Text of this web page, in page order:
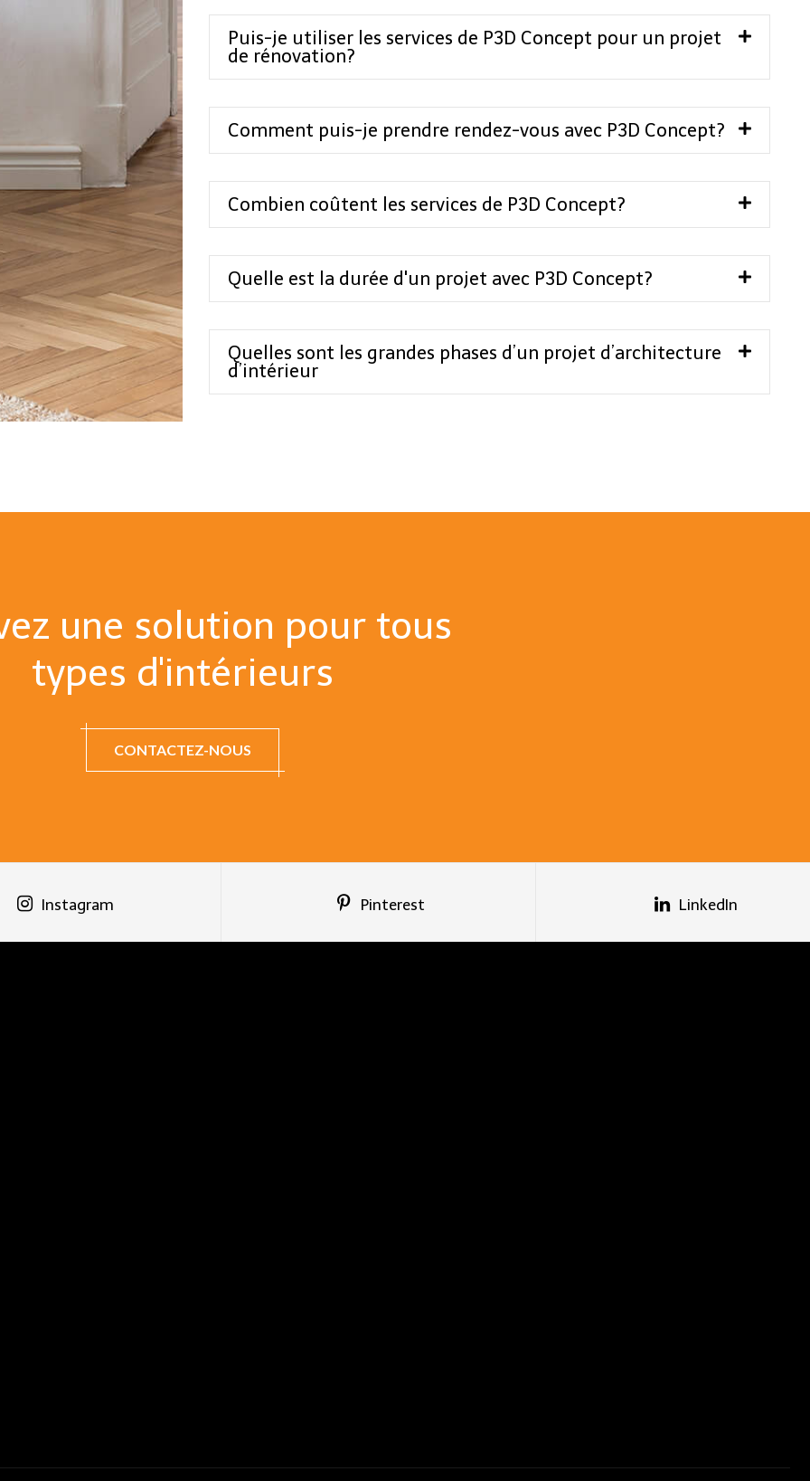
Puis-je utiliser les services de P3D Concept pour un projet
de rénovation?
Comment puis-je prendre rendez-vous avec P3D Concept?
Combien coûtent les services de P3D Concept?
Quelle est la durée d'un projet avec P3D Concept?
Quelles sont les grandes phases d’un projet d’architecture
d’intérieur
une solution pour tous
types d'intérieurs
CONTACTEZ-NOUS
Instagram Pinterest LinkedIn